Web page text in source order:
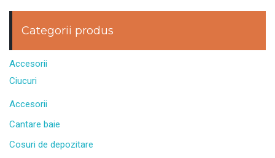
Categorii produs
Accesorii
Ciucuri
Accesorii
Cantare baie
Cosuri de depozitare